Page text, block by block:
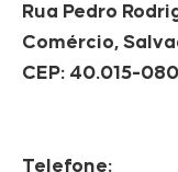
Rua Pedro
Comércio,
CEP: 40.015-080
Telefone: